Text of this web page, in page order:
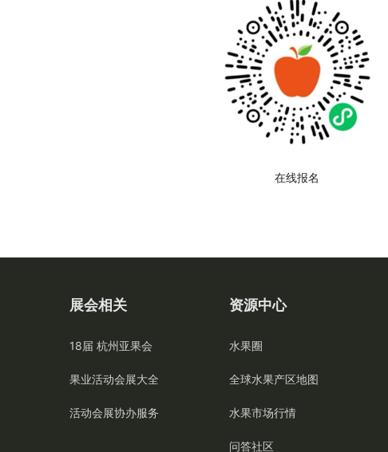
在线报名
展会相关
18届 杭州亚果会
果业活动会展大全
活动会展协办服务
资源中心
水果圈
全球水果产区地图
水果市场行情
问答社区